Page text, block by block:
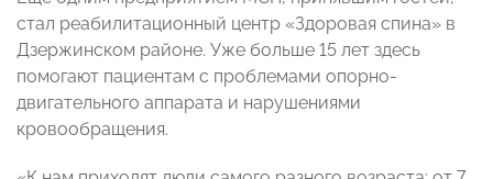
стал реабилитационный центр «Здоровая спина» в
Дзержинском районе. Уже больше 15 лет здесь
помогают пациентам с проблемами опорно-
двигательного аппарата и нарушениями
кровообращения.